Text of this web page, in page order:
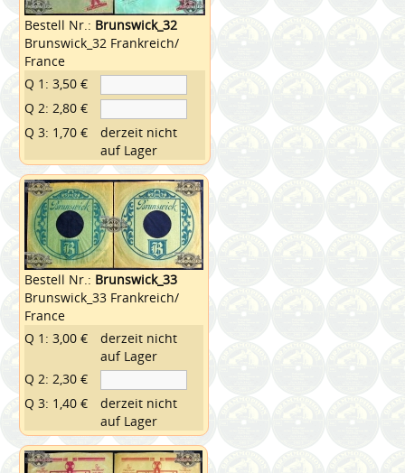
Bestell Nr.: Brunswick_32
Brunswick_32 Frankreich/
France
Q 1: 3,50 €
Q 2: 2,80 €
Q 3: 1,70 €
derzeit nicht
auf Lager
Bestell Nr.: Brunswick_33
Brunswick_33 Frankreich/
France
Q 1: 3,00 €
derzeit nicht
auf Lager
Q 2: 2,30 €
Q 3: 1,40 €
derzeit nicht
auf Lager